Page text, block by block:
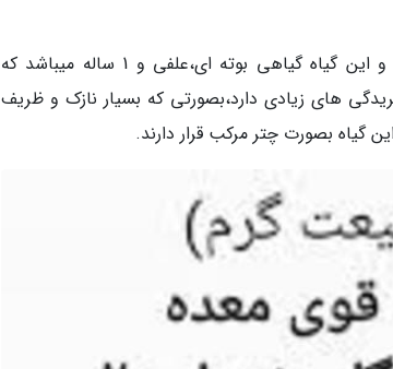
به گزارش جعبه مهر، عرب زبانان گیاه زنیان را انیسون بری مینامند و این گیاه گیاهی بوته ای،علفی و 1 ساله میباشد که
و بریدگی های زیادی دارد،بصورتی که بسیار نازک و ظریف
بصورت چتر مرکب قرار دارند.